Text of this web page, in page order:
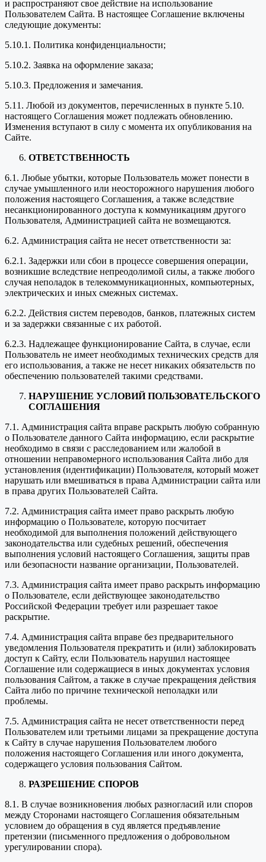
и распространяют свое действие на использование
Пользователем Сайта. В настоящее Соглашение включены
следующие документы:
5.10.1. Политика конфиденциальности;
5.10.2. Заявка на оформление заказа;
5.10.3. Предложения и замечания.
5.11. Любой из документов, перечисленных в пункте 5.10.
настоящего Соглашения может подлежать обновлению.
Изменения вступают в силу с момента их опубликования на
Сайте.
ОТВЕТСТВЕННОСТЬ
6.1. Любые убытки, которые Пользователь может понести в
случае умышленного или неосторожного нарушения любого
положения настоящего Соглашения, а также вследствие
несанкционированного доступа к коммуникациям другого
Пользователя, Администрацией сайта не возмещаются.
6.2. Администрация сайта не несет ответственности за:
6.2.1. Задержки или сбои в процессе совершения операции,
возникшие вследствие непреодолимой силы, а также любого
случая неполадок в телекоммуникационных, компьютерных,
электрических и иных смежных системах.
6.2.2. Действия систем переводов, банков, платежных систем
и за задержки связанные с их работой.
6.2.3. Надлежащее функционирование Сайта, в случае, если
Пользователь не имеет необходимых технических средств для
его использования, а также не несет никаких обязательств по
обеспечению пользователей такими средствами.
НАРУШЕНИЕ УСЛОВИЙ ПОЛЬЗОВАТЕЛЬСКОГО
СОГЛАШЕНИЯ
7.1. Администрация сайта вправе раскрыть любую собранную
о Пользователе данного Сайта информацию, если раскрытие
необходимо в связи с расследованием или жалобой в
отношении неправомерного использования Сайта либо для
установления (идентификации) Пользователя, который может
нарушать или вмешиваться в права Администрации сайта или
в права других Пользователей Сайта.
7.2. Администрация сайта имеет право раскрыть любую
информацию о Пользователе, которую посчитает
необходимой для выполнения положений действующего
законодательства или судебных решений, обеспечения
выполнения условий настоящего Соглашения, защиты прав
или безопасности название организации, Пользователей.
7.3. Администрация сайта имеет право раскрыть информацию
о Пользователе, если действующее законодательство
Российской Федерации требует или разрешает такое
раскрытие.
7.4. Администрация сайта вправе без предварительного
уведомления Пользователя прекратить и (или) заблокировать
доступ к Сайту, если Пользователь нарушил настоящее
Соглашение или содержащиеся в иных документах условия
пользования Сайтом, а также в случае прекращения действия
Сайта либо по причине технической неполадки или
проблемы.
7.5. Администрация сайта не несет ответственности перед
Пользователем или третьими лицами за прекращение доступа
к Сайту в случае нарушения Пользователем любого
положения настоящего Соглашения или иного документа,
содержащего условия пользования Сайтом.
РАЗРЕШЕНИЕ СПОРОВ
8.1. В случае возникновения любых разногласий или споров
между Сторонами настоящего Соглашения обязательным
условием до обращения в суд является предъявление
претензии (письменного предложения о добровольном
урегулировании спора).